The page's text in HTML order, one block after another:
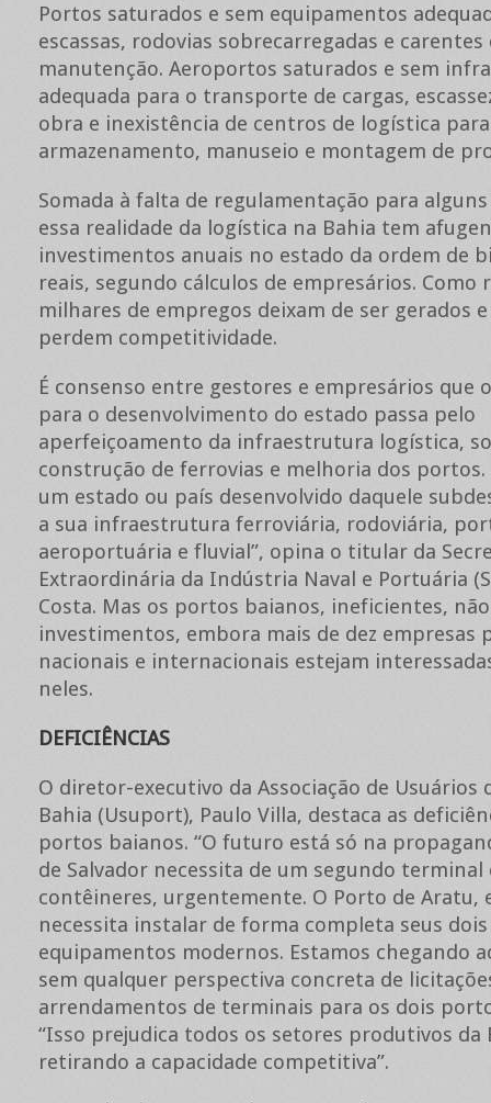
Portos saturados e sem equipamentos
escassas, rodovias sobrecarregadas e carentes
manutenção. Aeroportos saturados e sem
adequada para o transporte de cargas,
obra e inexistência de centros de logística
armazenamento, manuseio e montagem de
Somada à falta de regulamentação para
essa realidade da logística na Bahia tem
investimentos anuais no estado da ordem de
reais, segundo cálculos de empresários. Como
milhares de empregos deixam de ser gerados
perdem competitividade.
É consenso entre gestores e empresários que
para o desenvolvimento do estado passa pelo
aperfeiçoamento da infraestrutura logística,
construção de ferrovias e melhoria dos portos.
um estado ou país desenvolvido daquele
a sua infraestrutura ferroviária, rodoviária,
aeroportuária e fluvial”, opina o titular da
Extraordinária da Indústria Naval e Portuária
Costa. Mas os portos baianos, ineficientes,
investimentos, embora mais de dez empresas
nacionais e internacionais estejam
neles.
DEFICIÊNCIAS
O diretor-executivo da Associação de Usuários
Bahia (Usuport), Paulo Villa, destaca as
portos baianos. “O futuro está só na
de Salvador necessita de um segundo terminal
contêineres, urgentemente. O Porto de Aratu,
necessita instalar de forma completa seus
equipamentos modernos. Estamos chegando
sem qualquer perspectiva concreta de
arrendamentos de terminais para os dois
“Isso prejudica todos os setores produtivos da
retirando a capacidade competitiva”.